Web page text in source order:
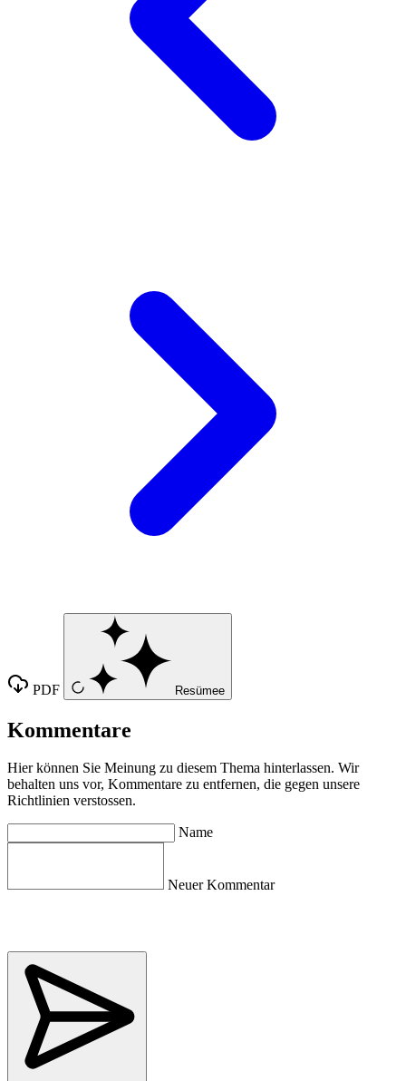
PDF Resümee
Kommentare
Hier können Sie Meinung zu diesem Thema hinterlassen. Wir
behalten uns vor, Kommentare zu entfernen, die gegen unsere
Richtlinien verstossen.
Name
Neuer Kommentar